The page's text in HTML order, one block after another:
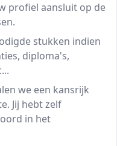
profiel aansluit op de
stukken indien
diploma's,
we een kansrijk
Jij hebt zelf
in het